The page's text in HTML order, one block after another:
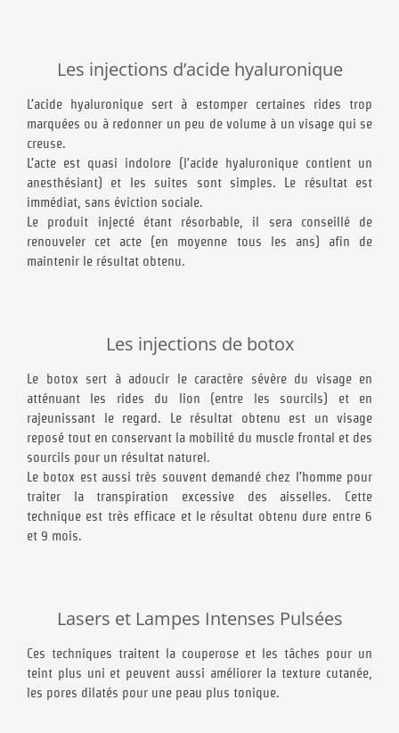
Les injections d’acide hyaluronique
L’acide hyaluronique sert à estomper certaines rides trop
marquées ou à redonner un peu de volume à un visage qui se
creuse.
L’acte est quasi indolore (l’acide hyaluronique contient un
anesthésiant) et les suites sont simples. Le résultat est
immédiat, sans éviction sociale.
Le produit injecté étant résorbable, il sera conseillé de
renouveler cet acte (en moyenne tous les ans) afin de
maintenir le résultat obtenu.
Les injections de botox
Le botox sert à adoucir le caractère sévère du visage en
atténuant les rides du lion (entre les sourcils) et en
rajeunissant le regard. Le résultat obtenu est un visage
reposé tout en conservant la mobilité du muscle frontal et des
sourcils pour un résultat naturel.
Le botox est aussi très souvent demandé chez l’homme pour
traiter la transpiration excessive des aisselles. Cette
technique est très efficace et le résultat obtenu dure entre 6
et 9 mois.
Lasers et Lampes Intenses Pulsées
Ces techniques traitent la couperose et les tâches pour un
teint plus uni et peuvent aussi améliorer la texture cutanée,
les pores dilatés pour une peau plus tonique.